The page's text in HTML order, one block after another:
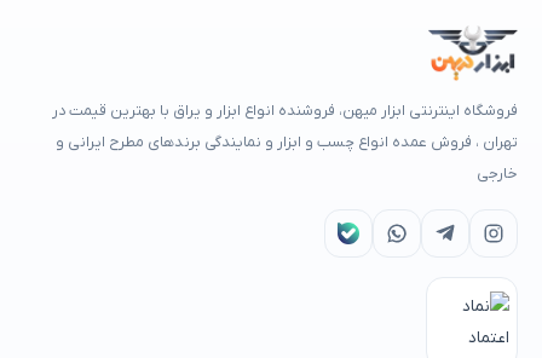
فروشگاه اینترنتی ابزار میهن، فروشنده انواع ابزار و یراق با بهترین قیمت در
تهران ، فروش عمده انواع چسب و ابزار و نمایندگی برندهای مطرح ایرانی و
خارجی